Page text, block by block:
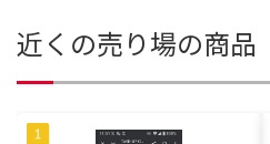
近くの売り場の商品